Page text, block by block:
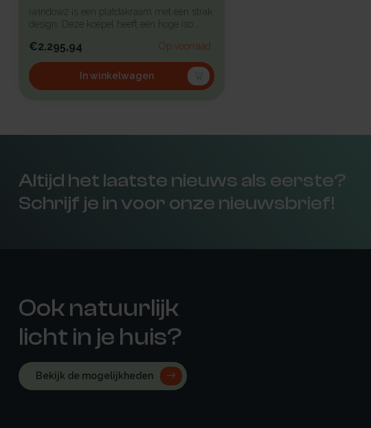
iwindow2 is een platdakraam met een strak
design. Deze koepel heeft een hoge iso...
€2.295,94 Op voorraad
In winkelwagen
Altijd het laatste nieuws als eerste?
Schrijf je in voor onze nieuwsbrief!
Ook natuurlijk
licht in je huis?
Bekijk de mogelijkheden